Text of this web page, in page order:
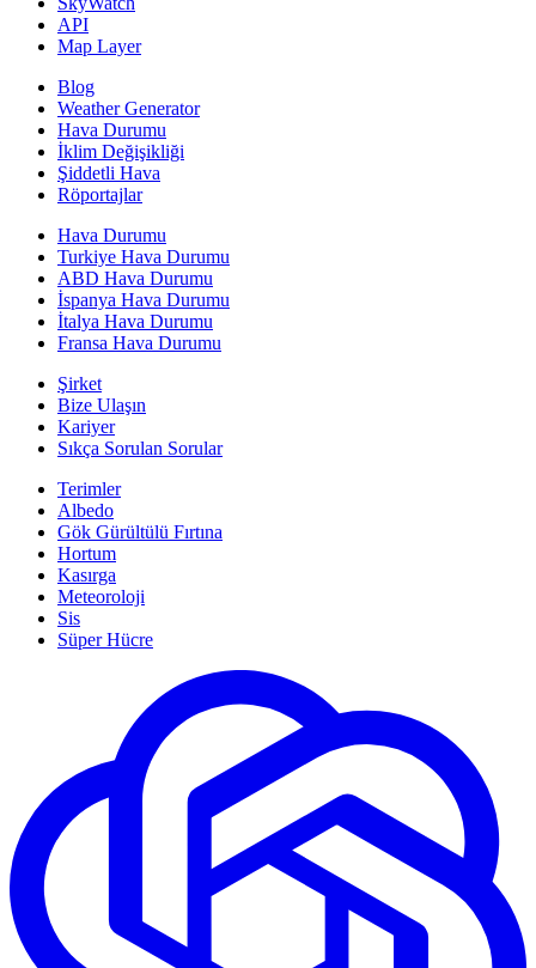
API
Map Layer
Blog
Weather Generator
Hava Durumu
İklim Değişikliği
Şiddetli Hava
Röportajlar
Hava Durumu
Turkiye Hava Durumu
ABD Hava Durumu
İspanya Hava Durumu
İtalya Hava Durumu
Fransa Hava Durumu
Şirket
Bize Ulaşın
Kariyer
Sıkça Sorulan Sorular
Terimler
Albedo
Gök Gürültülü Fırtına
Hortum
Kasırga
Meteoroloji
Sis
Süper Hücre